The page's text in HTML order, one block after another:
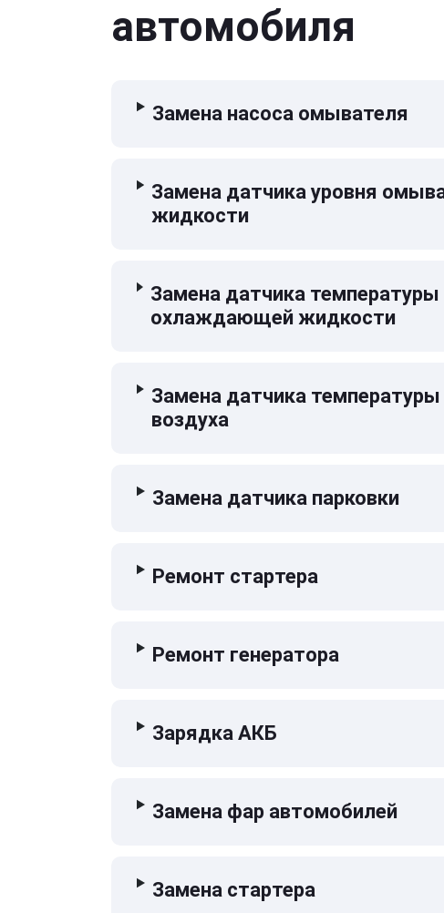
автомобиля
Замена насоса омывателя
Замена датчика уровня
жидкости
Замена датчика температуры
охлаждающей жидкости
Замена датчика
воздуха
Замена датчика парковки
Ремонт стартера
Ремонт генератора
Зарядка АКБ
Замена фар автомобилей
Замена стартера